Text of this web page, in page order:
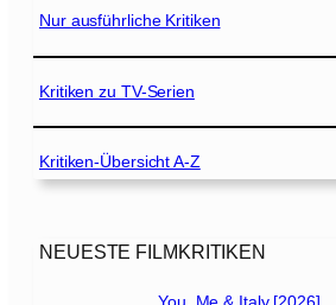
g
e
r
9
9
Nur ausführliche Kritiken
Kritiken zu TV-Serien
Kritiken-Übersicht A-Z
NEUESTE FILMKRITIKEN